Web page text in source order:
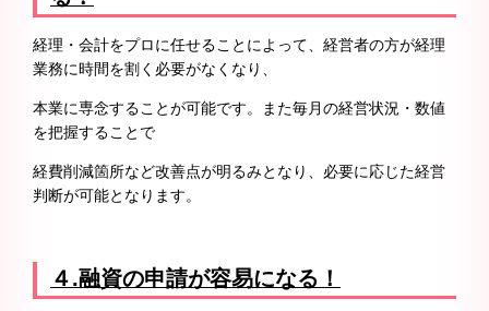
経理・会計をプロに任せることによって、経営者の方が経理
業務に時間を割く必要がなくなり、
本業に専念することが可能です。また毎月の経営状況・数値
を把握することで
経費削減箇所など改善点が明るみとなり、必要に応じた経営
判断が可能となります。
４.融資の申請が容易になる！